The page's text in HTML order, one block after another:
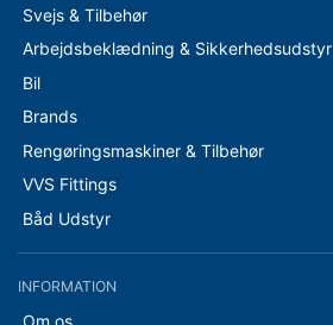
Svejs & Tilbehør
Arbejdsbeklædning & Sikkerhedsudstyr
Bil
Brands
Rengøringsmaskiner & Tilbehør
VVS Fittings
Båd Udstyr
INFORMATION
Om os